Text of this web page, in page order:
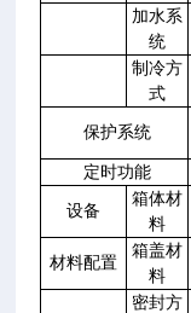
加水系
统
制冷方
式
保护系统
定时功能
设备
箱体材
料
材料配置
箱盖材
料
密封方